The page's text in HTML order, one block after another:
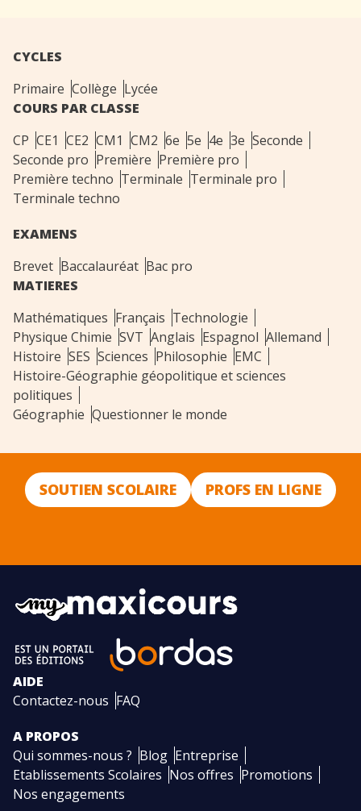
CYCLES
Primaire Collège Lycée
COURS PAR CLASSE
CP CE1 CE2 CM1 CM2 6e 5e 4e 3e Seconde
Seconde pro Première Première pro
Première techno Terminale Terminale pro
Terminale techno
EXAMENS
Brevet Baccalauréat Bac pro
MATIERES
Mathématiques Français Technologie
Physique Chimie SVT Anglais Espagnol Allemand
Histoire SES Sciences Philosophie EMC
Histoire-Géographie géopolitique et sciences
politiques
Géographie Questionner le monde
SOUTIEN SCOLAIRE PROFS EN LIGNE
AIDE
Contactez-nous FAQ
A PROPOS
Qui sommes-nous ? Blog Entreprise
Etablissements Scolaires Nos offres Promotions
Nos engagements